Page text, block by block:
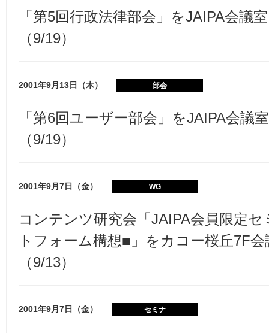
「第5回行政法律部会」をJAIPA会議
（9/19）
2001年9月13日（木） 部会
「第6回ユーザー部会」をJAIPA会議
（9/19）
2001年9月7日（金） WG
コンテンツ研究会「JAIPA会員限定
トフォーム構想■」をカコー桜丘7F
（9/13）
2001年9月7日（金） セミナ